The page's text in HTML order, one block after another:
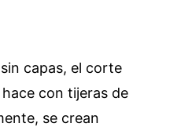
capas, el corte
con tijeras de
se crean